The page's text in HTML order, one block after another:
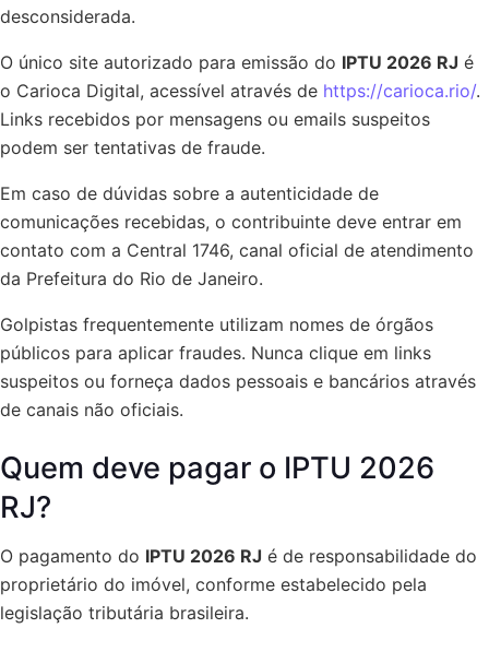
desconsiderada.
O único site autorizado para emissão do IPTU 2026 RJ é
o Carioca Digital, acessível através de https://carioca.rio/.
Links recebidos por mensagens ou emails suspeitos
podem ser tentativas de fraude.
Em caso de dúvidas sobre a autenticidade de
comunicações recebidas, o contribuinte deve entrar em
contato com a Central 1746, canal oficial de atendimento
da Prefeitura do Rio de Janeiro.
Golpistas frequentemente utilizam nomes de órgãos
públicos para aplicar fraudes. Nunca clique em links
suspeitos ou forneça dados pessoais e bancários através
de canais não oficiais.
Quem deve pagar o IPTU 2026
RJ?
O pagamento do IPTU 2026 RJ é de responsabilidade do
proprietário do imóvel, conforme estabelecido pela
legislação tributária brasileira.